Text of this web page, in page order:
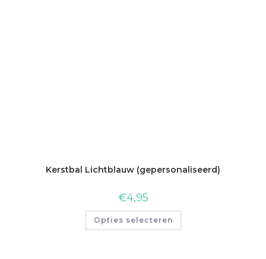
Kerstbal Lichtblauw (gepersonaliseerd)
€4,95
Opties selecteren